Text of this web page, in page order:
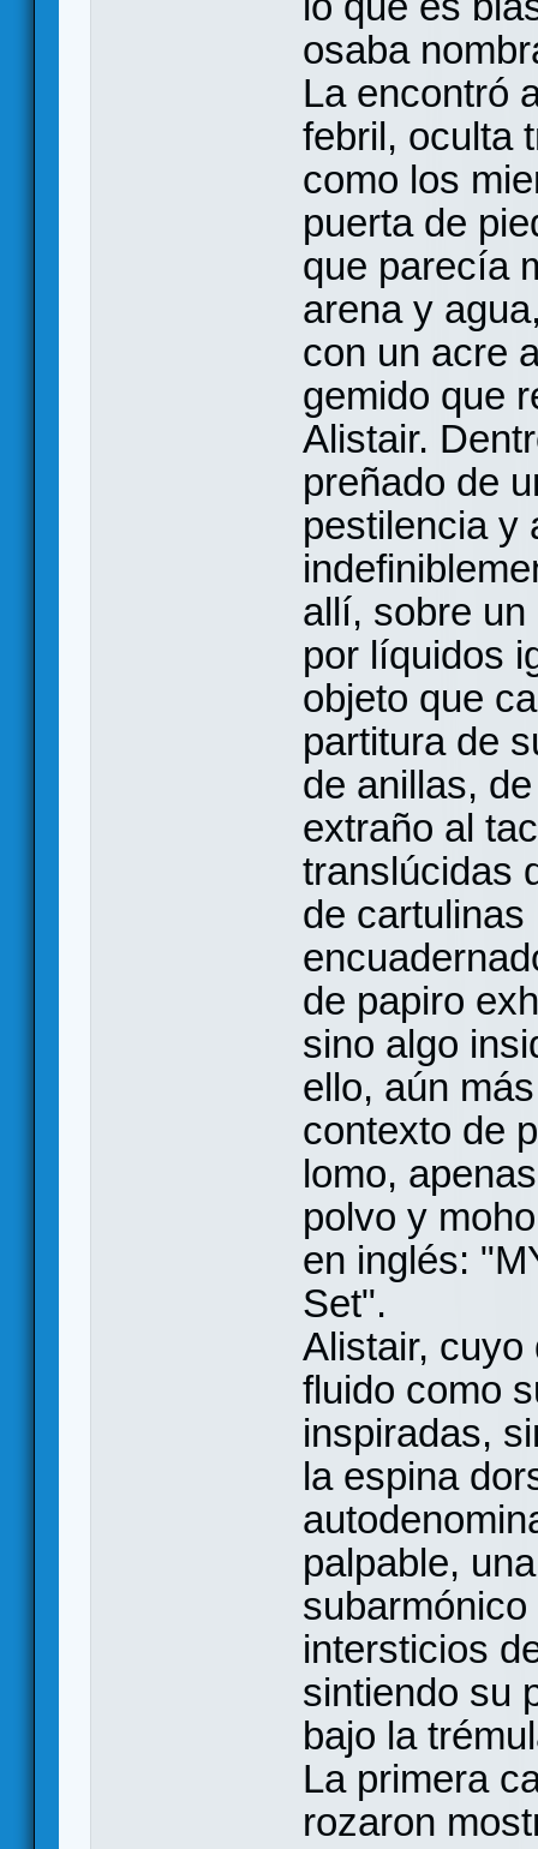
osaba
La encontró
febril, oculta
como los
puerta de
que parecía
arena y
con un acre
gemido que
Alistair.
preñado de
pestilencia y
allí, sobre
por líquidos
objeto que
partitura de
de anillas,
extraño al
translúcidas
de
de papiro
sino algo
ello, aún
contexto de
lomo,
polvo y
en inglés:
Set".
Alistair, cuyo
fluido como
inspiradas,
la espina
palpable,
intersticios
sintiendo su
bajo la
La primera
rozaron